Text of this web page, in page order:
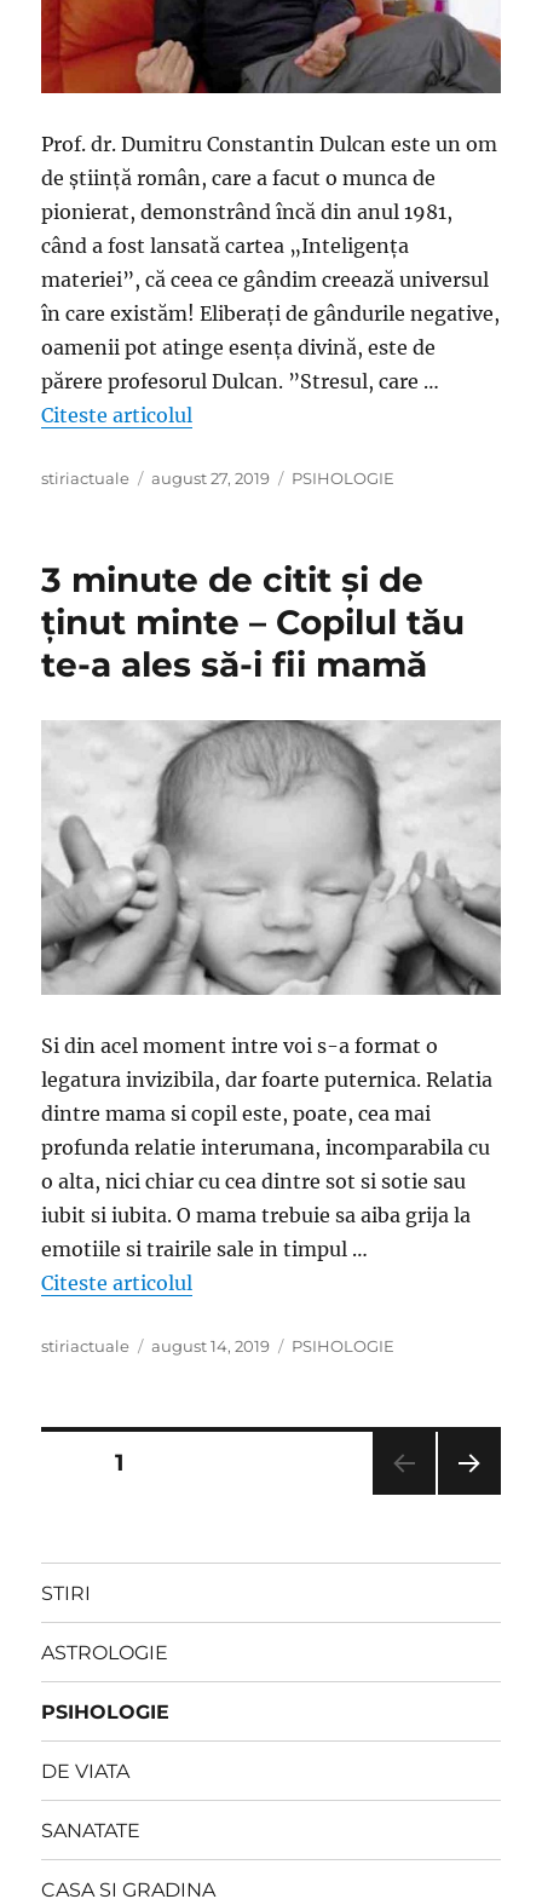
Prof. dr. Dumitru Constantin Dulcan este un om
de știință român, care a facut o munca de
pionierat, demonstrând încă din anul 1981,
când a fost lansată cartea „Inteligența
materiei”, că ceea ce gândim creează universul
în care existăm! Eliberați de gândurile negative,
oamenii pot atinge esența divină, este de
părere profesorul Dulcan. ”Stresul, care …
Citeste articolul
Author
stiriactuale
Posted
august 27, 2019 Categories
PSIHOLOGIE
3 minute de citit și de
ținut minte – Copilul tău
te-a ales să-i fii mamă
Si din acel moment intre voi s-a format o
legatura invizibila, dar foarte puternica. Relatia
dintre mama si copil este, poate, cea mai
profunda relatie interumana, incomparabila cu
o alta, nici chiar cu cea dintre sot si sotie sau
iubit si iubita. O mama trebuie sa aiba grija la
emotiile si trairile sale in timpul …
Citeste articolul
Author
stiriactuale
Posted
august 14, 2019 Categories
PSIHOLOGIE
Paginație
PAGE1
STIRI
ASTROLOGIE
PSIHOLOGIE
DE VIATA
SANATATE
CASA SI GRADINA